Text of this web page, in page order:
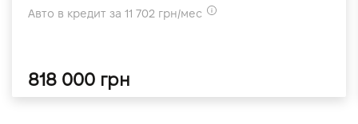
Авто в кредит за 11 702 грн/мес
818 000 грн